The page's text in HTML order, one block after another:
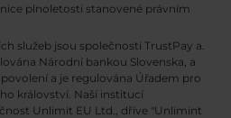
plnoletosti stanovené právním
služeb jsou společnosti TrustPay a.
Národní bankou Slovenska, a
a je regulována Úřadem pro
království. Naší institucí
Unlimit EU Ltd., dříve "Unlimint